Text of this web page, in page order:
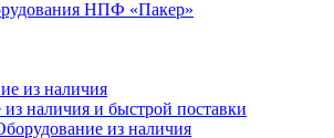
наличия и быстрой поставки